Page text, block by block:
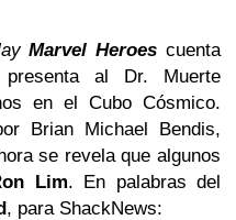
Marvel Heroes cuenta
al Dr. Muerte
en el Cubo Cósmico.
Brian Michael Bendis,
se revela que algunos
Lim. En palabras del
, para ShackNews: